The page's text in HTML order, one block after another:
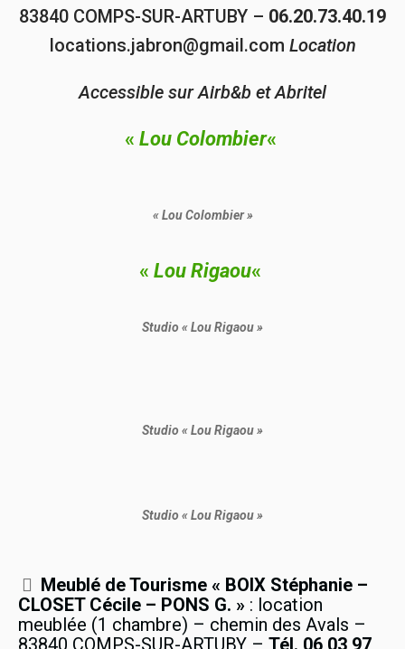
83840 COMPS-SUR-ARTUBY – 06.20.73.40.19
locations.jabron@gmail.com Location
Accessible sur Airb&b et Abritel
« Lou Colombier«
« Lou Colombier »
« Lou Rigaou«
Studio « Lou Rigaou »
Studio « Lou Rigaou »
Studio « Lou Rigaou »
Meublé de Tourisme « BOIX Stéphanie –
CLOSET Cécile – PONS G. » : location
meublée (1 chambre) – chemin des Avals –